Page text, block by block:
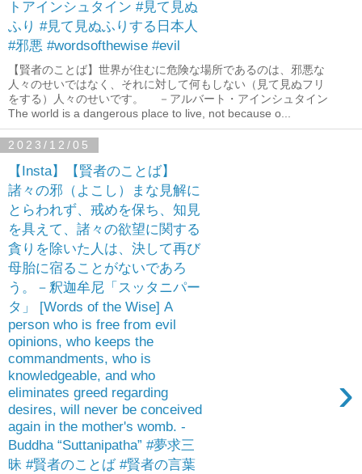
トアインシュタイン #見て見ぬ
ふり #見て見ぬふりする日本人
#邪悪 #wordsofthewise #evil
【賢者のことば】世界が住むに危険な場所であるのは、邪悪な
人々のせいではなく、それに対して何もしない（見て見ぬフリ
をする）人々のせいです。 －アルバート・アインシュタイン
The world is a dangerous place to live, not because o...
2023/12/05
【Insta】【賢者のことば】
諸々の邪（よこし）まな見解に
とらわれず、戒めを保ち、知見
を具えて、諸々の欲望に関する
貪りを除いた人は、決して再び
母胎に宿ることがないであろ
う。－釈迦牟尼「スッタニパー
タ」 [Words of the Wise] A
person who is free from evil
opinions, who keeps the
commandments, who is
knowledgeable, and who
eliminates greed regarding
desires, will never be conceived
again in the mother's womb. -
Buddha “Suttanipatha” #夢求三
昧 #賢者のことば #賢者の言葉
›